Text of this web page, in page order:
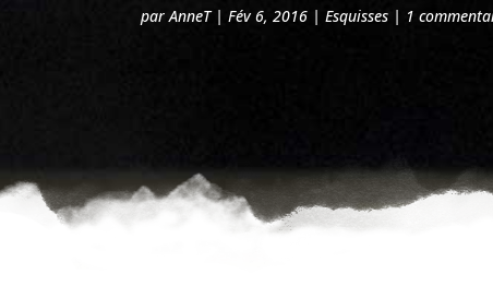
parAnneT| Fév 6, 2016| Esquisses| 1